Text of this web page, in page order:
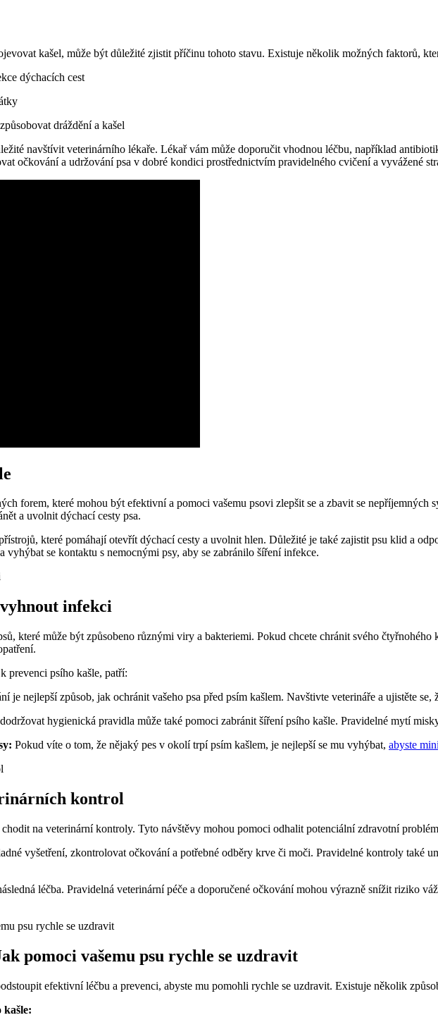
kašel, může být důležité zjistit příčinu tohoto stavu. Existuje několik možných faktorů,
dýchacích cest
dráždění a kašel
navštívit veterinárního lékaře. Lékař vám může doporučit vhodnou léčbu, například
očkování a udržování psa v dobré kondici prostřednictvím pravidelného cvičení a vyvážené
forem, které mohou být efektivní a pomoci vašemu psovi zlepšit se a zbavit se nepříjemných
a uvolnit dýchací cesty psa.
které pomáhají otevřít dýchací cesty a uvolnit hlen. Důležité je také zajistit psu klid a
se kontaktu s nemocnými psy, aby se zabránilo šíření infekce.
infekci
které může být způsobeno různými viry a bakteriemi. Pokud chcete chránit svého
prevenci psího kašle, patří:
je nejlepší způsob, jak ochránit vašeho psa před psím kašlem. Navštivte veterináře a ujistěte
hygienická pravidla může také pomoci zabránit šíření psího kašle. Pravidelné mytí
Pokud víte o tom, že nějaký pes v okolí trpí psím kašlem, je nejlepší se mu vyhýbat, abyste
kontrol
na veterinární kontroly. Tyto návštěvy mohou pomoci odhalit potenciální zdravotní
vyšetření, zkontrolovat očkování a potřebné odběry krve či moči. Pravidelné kontroly také
léčba. Pravidelná veterinární péče a doporučené očkování mohou výrazně snížit riziko
pomoci vašemu psu rychle se uzdravit
efektivní léčbu a prevenci, abyste mu pomohli rychle se uzdravit. Existuje několik
kašle: